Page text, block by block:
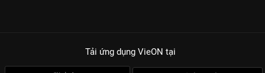
Tải ứng dụng VieON tại